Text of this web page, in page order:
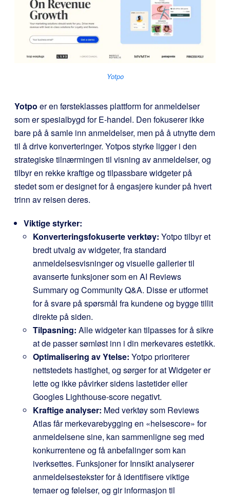
Yotpo
Yotpo er en førsteklasses plattform for anmeldelser
som er spesialbygd for E-handel. Den fokuserer ikke
bare på å samle inn anmeldelser, men på å utnytte dem
til å drive konverteringer. Yotpos styrke ligger i den
strategiske tilnærmingen til visning av anmeldelser, og
tilbyr en rekke kraftige og tilpassbare widgeter på
stedet som er designet for å engasjere kunder på hvert
trinn av reisen deres.
Viktige styrker:
Konverteringsfokuserte verktøy: Yotpo tilbyr et
bredt utvalg av widgeter, fra standard
anmeldelsesvisninger og visuelle gallerier til
avanserte funksjoner som en AI Reviews
Summary og Community Q&A. Disse er utformet
for å svare på spørsmål fra kundene og bygge tillit
direkte på siden.
Tilpasning: Alle widgeter kan tilpasses for å sikre
at de passer sømløst inn i din merkevares estetikk.
Optimalisering av Ytelse: Yotpo prioriterer
nettstedets hastighet, og sørger for at Widgeter er
lette og ikke påvirker sidens lastetider eller
Googles Lighthouse-score negativt.
Kraftige analyser: Med verktøy som Reviews
Atlas får merkevarebygging en «helsescore» for
anmeldelsene sine, kan sammenligne seg med
konkurrentene og få anbefalinger som kan
iverksettes. Funksjoner for Innsikt analyserer
anmeldelsestekster for å identifisere viktige
temaer og følelser, og gir informasjon til